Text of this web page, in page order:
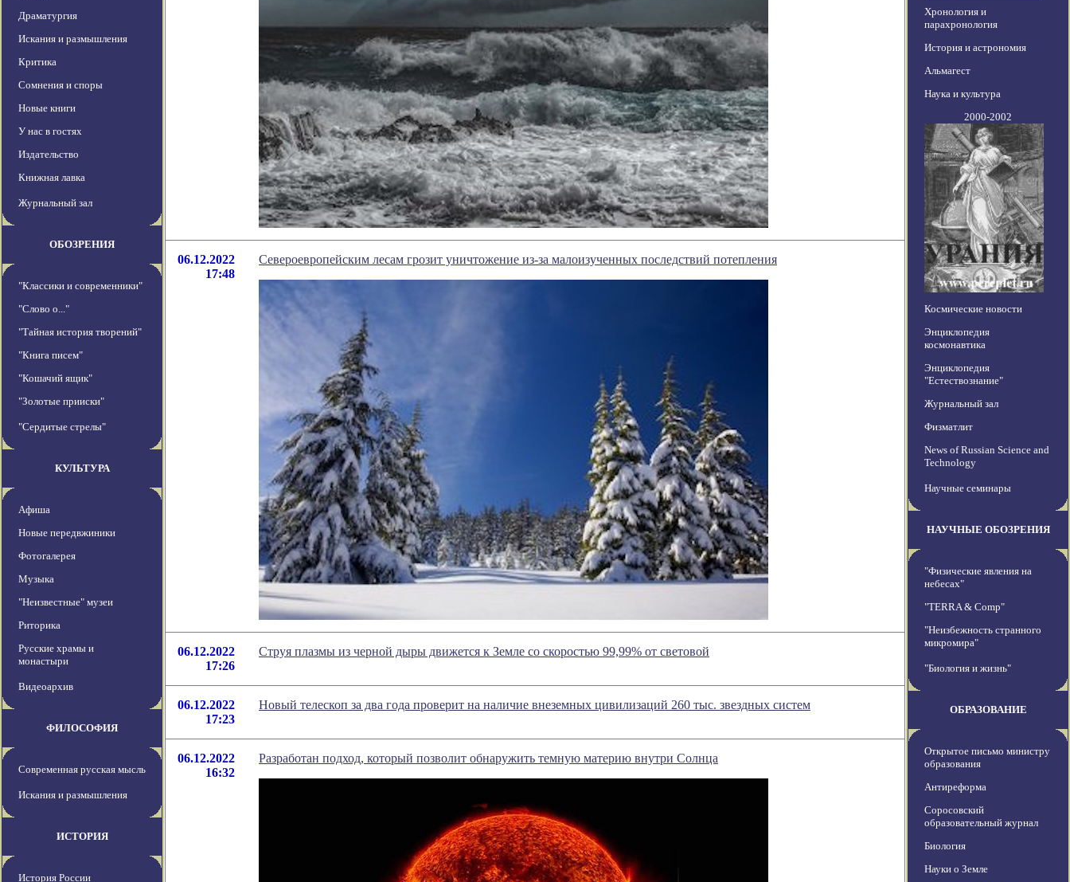
Драматургия
Искания и размышления
Критика
Сомнения и споры
Новые книги
У нас в гостях
Издательство
Книжная лавка
Журнальный зал
ОБОЗРЕНИЯ
"Классики и современники"
"Слово о..."
"Тайная история творений"
"Книга писем"
"Кошачий ящик"
"Золотые прииски"
"Сердитые стрелы"
КУЛЬТУРА
Афиша
Новые передвжиники
Фотогалерея
Музыка
"Неизвестные" музеи
Риторика
Русские храмы и
монастыри
Видеоархив
ФИЛОСОФИЯ
Современная русская мысль
Искания и размышления
ИСТОРИЯ
История России
06.12.2022
17:48
Североевропейским лесам грозит уничтожение из-за малоизученных последствий потепления
06.12.2022
17:26
Струя плазмы из черной дыры движется к Земле со скоростью 99,99% от световой
06.12.2022
17:23
Новый телескоп за два года проверит на наличие внеземных цивилизаций 260 тыс. звездных систем
06.12.2022
16:32
Разработан подход, который позволит обнаружить темную материю внутри Солнца
Хронология и
парахронология
История и астрономия
Альмагест
Наука и культура
2000-2002
Космические новости
Энциклопедия
космонавтика
Энциклопедия
"Естествознание"
Журнальный зал
Физматлит
News of Russian Science and
Technology
Научные семинары
НАУЧНЫЕ ОБОЗРЕНИЯ
"Физические явления на
небесах"
"TERRA & Comp"
"Неизбежность странного
микромира"
"Биология и жизнь"
ОБРАЗОВАНИЕ
Открытое письмо министру
образования
Антиреформа
Соросовский
образовательный журнал
Биология
Науки о Земле